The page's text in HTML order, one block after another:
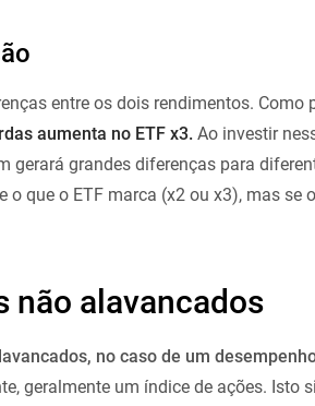
entre os dois rendimentos. Como
aumenta no ETF x3. Ao investir
gerará grandes diferenças para
que o ETF marca (x2 ou x3), mas se
não alavancados
no caso de um
geralmente um índice de ações. Isto